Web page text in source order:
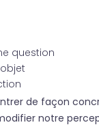
question
de façon
notre